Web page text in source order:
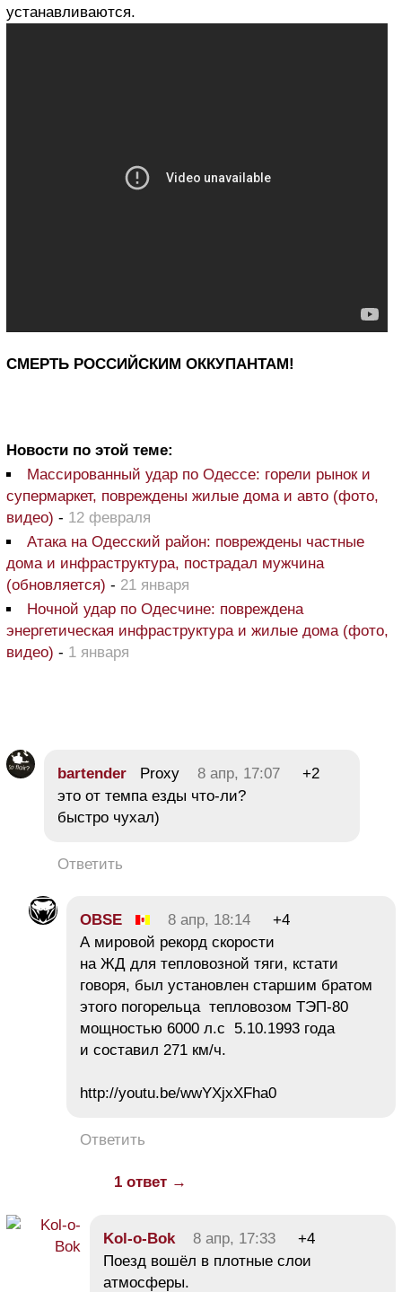
устанавливаются.
СМЕРТЬ РОССИЙСКИМ ОККУПАНТАМ!
Новости по этой теме:
Массированный удар по Одессе: горели рынок и
супермаркет, повреждены жилые дома и авто (фото,
видео) - 12 февраля
Атака на Одесский район: повреждены частные
дома и инфраструктура, пострадал мужчина
(обновляется) - 21 января
Ночной удар по Одесчине: повреждена
энергетическая инфраструктура и жилые дома (фото,
видео) - 1 января
bartender Proxy 8 апр, 17:07
+2
это от темпа езды что-ли?
быстро чухал)
Ответить
OBSE 8 апр, 18:14
+4
А мировой рекорд скорости
на ЖД для тепловозной тяги, кстати
говоря, был установлен старшим братом
этого погорельца тепловозом ТЭП-80
мощностью 6000 л.с 5.10.1993 года
и составил 271 км/ч.
http://youtu.be/wwYXjxXFha0
Ответить
1 ответ →
Kol-o-Bok 8 апр, 17:33
+4
Поезд вошёл в плотные слои
атмосферы.